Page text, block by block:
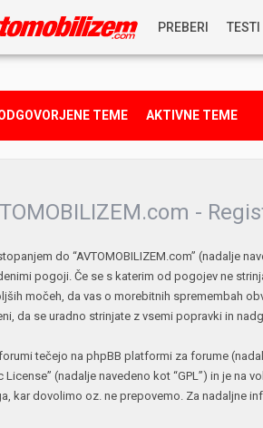
PREBERI TESTI
TEME AKTIVNE TEME
-
do “AVTOMOBILIZEM.com” (nadalje
pogoji. Če se s katerim od pogojev ne
močeh, da vas o morebitnih spremembah
da se uradno strinjate z vsemi popravki in
tečejo na phpBB platformi za forume
License” (nadalje navedeno kot “GPL”) in je na
kar dovolimo oz. ne prepovemo. Za nadaljne